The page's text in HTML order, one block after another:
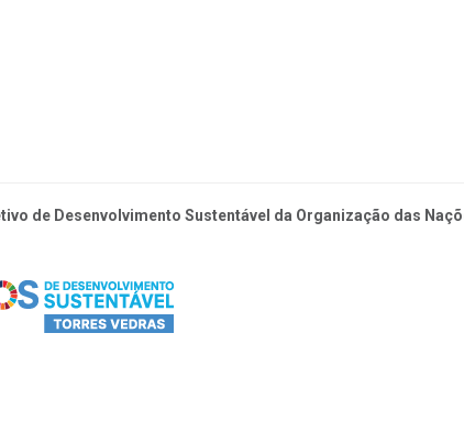
de Desenvolvimento Sustentável da Organização das